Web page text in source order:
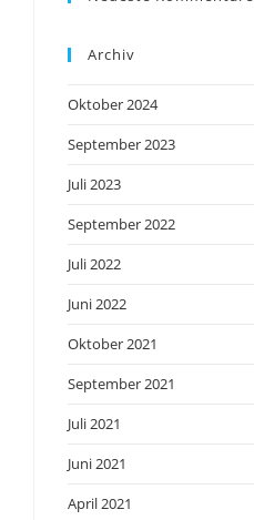
Archiv
Oktober 2024
September 2023
Juli 2023
September 2022
Juli 2022
Juni 2022
Oktober 2021
September 2021
Juli 2021
Juni 2021
April 2021